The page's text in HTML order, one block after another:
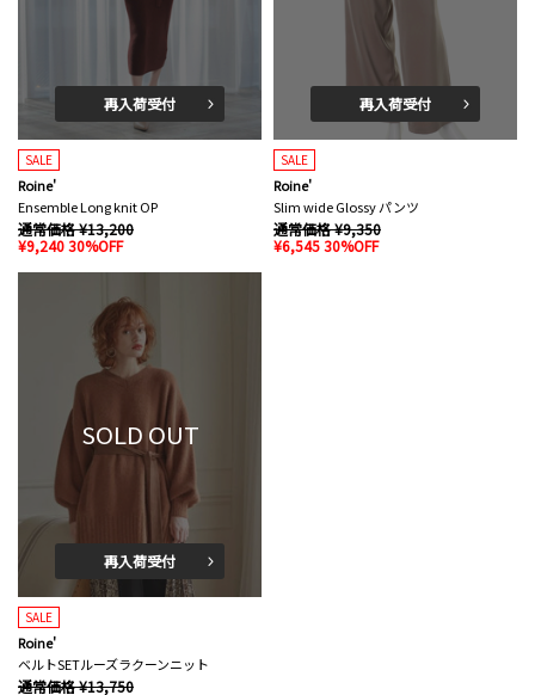
再入荷受付
SALE
Roine'
Ensemble Long knit OP
通常価格 ¥13,200
¥9,240 30%OFF
再入荷受付
SALE
Roine'
Slim wide Glossy パンツ
通常価格 ¥9,350
¥6,545 30%OFF
SOLD OUT
再入荷受付
SALE
Roine'
ベルトSETルーズラクーンニット
通常価格 ¥13,750